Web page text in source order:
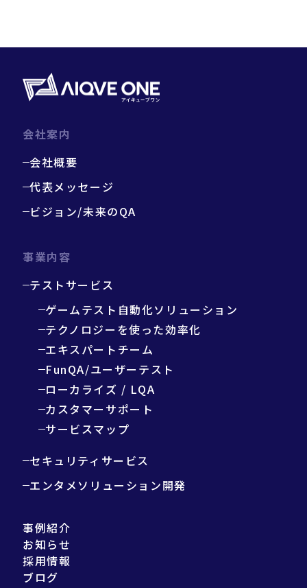
会社案内
会社概要
代表メッセージ
ビジョン/未来のQA
事業内容
テストサービス
ゲームテスト自動化ソリューション
テクノロジーを使った効率化
エキスパートチーム
FunQA/ユーザーテスト
ローカライズ / LQA
カスタマーサポート
サービスマップ
セキュリティサービス
エンタメソリューション開発
事例紹介
お知らせ
採用情報
ブログ